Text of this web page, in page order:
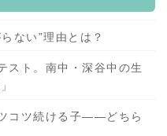
ない”理由とは？
スト。南中・深谷中の生
コツ続ける子——どちら